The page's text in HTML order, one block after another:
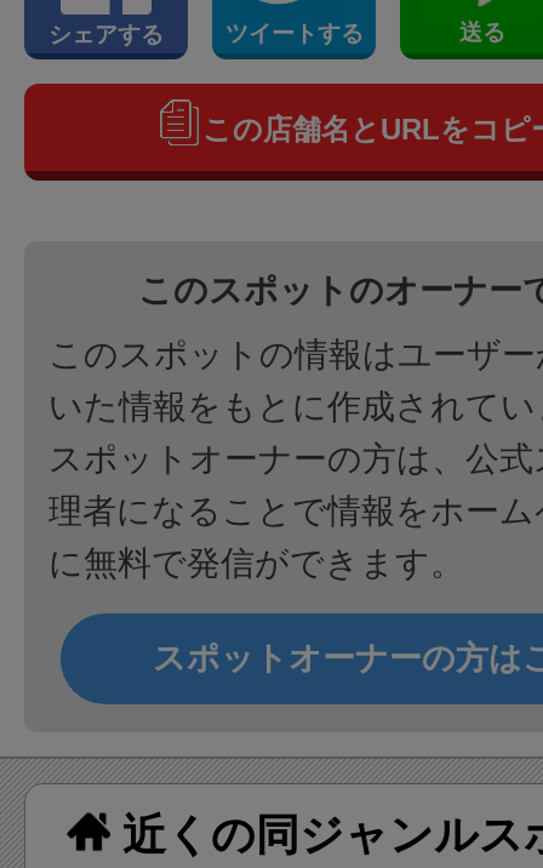
シェアする ツイートする 送る
この店舗名とURLをコピ
このスポットのオーナー
このスポットの情報はユーザ
いた情報をもとに作成されて
スポットオーナーの方は、公
理者になることで情報をホー
に無料で発信ができます。
スポットオーナーの方は
近くの同ジャンルス